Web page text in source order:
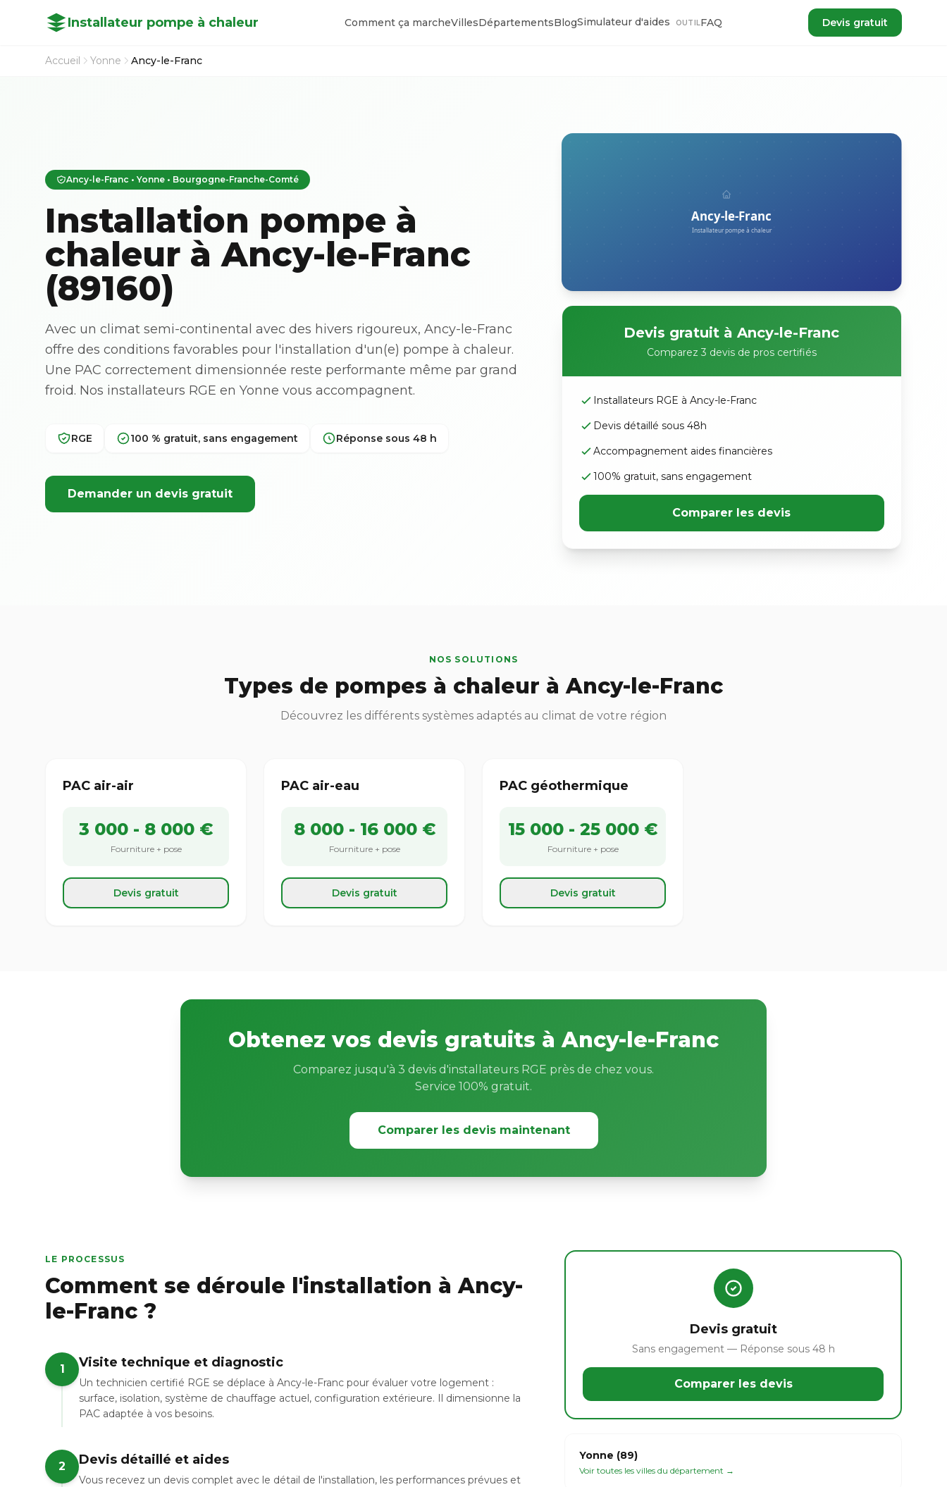
Installateur pompe à chaleur Comment ça marcheVillesDépartementsBlogSimulateur d'aides OUTILFAQ Devis gratuit
Accueil Yonne Ancy-le-Franc
Ancy-le-Franc • Yonne • Bourgogne-Franche-Comté
Installation pompe à
chaleur à Ancy-le-Franc
(89160)
Avec un climat semi-continental avec des hivers rigoureux, Ancy-le-Franc
offre des conditions favorables pour l'installation d'un(e) pompe à chaleur.
Une PAC correctement dimensionnée reste performante même par grand
froid. Nos installateurs RGE en Yonne vous accompagnent.
RGE 100 % gratuit, sans engagement Réponse sous 48 h
Demander un devis gratuit
Devis gratuit à Ancy-le-Franc
Comparez 3 devis de pros certifiés
Installateurs RGE à Ancy-le-Franc
Devis détaillé sous 48h
Accompagnement aides financières
100% gratuit, sans engagement
Comparer les devis
NOS SOLUTIONS
Types de pompes à chaleur à Ancy-le-Franc
Découvrez les différents systèmes adaptés au climat de votre région
PAC air-air
3 000 - 8 000 €
Fourniture + pose
Devis gratuit
PAC air-eau
8 000 - 16 000 €
Fourniture + pose
Devis gratuit
PAC géothermique
15 000 - 25 000 €
Fourniture + pose
Devis gratuit
Obtenez vos devis gratuits à Ancy-le-Franc
Comparez jusqu'à 3 devis d'installateurs RGE près de chez vous.
Service 100% gratuit.
Comparer les devis maintenant
LE PROCESSUS
Comment se déroule l'installation à Ancy-
le-Franc ?
1 Visite technique et diagnostic
Un technicien certifié RGE se déplace à Ancy-le-Franc pour évaluer votre logement :
surface, isolation, système de chauffage actuel, configuration extérieure. Il dimensionne la
PAC adaptée à vos besoins.
2 Devis détaillé et aides
Vous recevez un devis complet avec le détail de l'installation, les performances prévues et
Devis gratuit
Sans engagement — Réponse sous 48 h
Comparer les devis
Yonne (89)
Voir toutes les villes du département →